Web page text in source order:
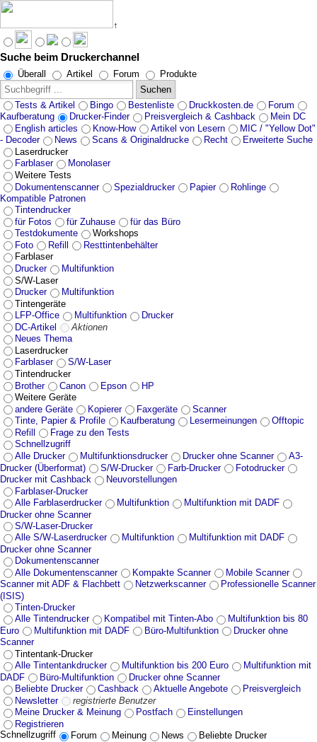
↑
Suche beim Druckerchannel
Überall Artikel Forum
Produkte
Suchen
Tests & Artikel
Bingo Bestenliste Druckkosten.de
Forum
Kaufberatung
Drucker-Finder Preisvergleich & Cashback
Mein DC
English articles
Know-How Artikel von Lesern
MIC / "Yellow Dot"
- Decoder
News Scans & Originaldrucke Recht
Erweiterte Suche
Laserdrucker
Farblaser
Monolaser
Weitere Tests
Dokumentenscanner
Spezialdrucker Papier
Rohlinge
Kompatible Patronen
Tintendrucker
für Fotos
für Zuhause
für das Büro
Testdokumente
Workshops
Foto
Refill
Resttintenbehälter
Farblaser
Drucker
Multifunktion
S/W-Laser
Drucker
Multifunktion
Tintengeräte
LFP-Office
Multifunktion
Drucker
DC-Artikel
Aktionen
Neues Thema
Laserdrucker
Farblaser
S/W-Laser
Tintendrucker
Brother
Canon Epson
HP
Weitere Geräte
andere Geräte
Kopierer Faxgeräte
Scanner
Tinte, Papier & Profile
Kaufberatung Lesermeinungen
Offtopic
Refill
Frage zu den Tests
Schnellzugriff
Alle Drucker
Multifunktionsdrucker Drucker ohne Scanner
A3-
Drucker (Überformat)
S/W-Drucker Farb-Drucker
Fotodrucker
Drucker mit Cashback
Neuvorstellungen
Farblaser-Drucker
Alle Farblaserdrucker
Multifunktion
Multifunktion mit DADF
Drucker ohne Scanner
S/W-Laser-Drucker
Alle S/W-Laserdrucker
Multifunktion
Multifunktion mit DADF
Drucker ohne Scanner
Dokumentenscanner
Alle Dokumentenscanner
Kompakte Scanner
Mobile Scanner
Scanner mit ADF & Flachbett
Netzwerkscanner
Professionelle Scanner
(ISIS)
Tinten-Drucker
Alle Tintendrucker
Kompatibel mit Tinten-Abo
Multifunktion bis 80
Euro
Multifunktion mit DADF Büro-Multifunktion
Drucker ohne
Scanner
Tintentank-Drucker
Alle Tintentankdrucker
Multifunktion bis 200 Euro
Multifunktion mit
DADF
Büro-Multifunktion
Drucker ohne Scanner
Beliebte Drucker
Cashback Aktuelle Angebote
Preisvergleich
Newsletter
registrierte Benutzer
Meine Drucker & Meinung
Postfach
Einstellungen
Registrieren
Schnellzugriff
Forum Meinung News
Beliebte Drucker